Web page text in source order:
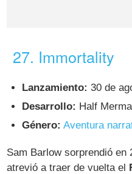
27. Immortality
Lanzamiento: 30 de
Desarrollo: Half
Género: Aventura
Sam Barlow sorprendió en
atrevió a traer de vuelta el